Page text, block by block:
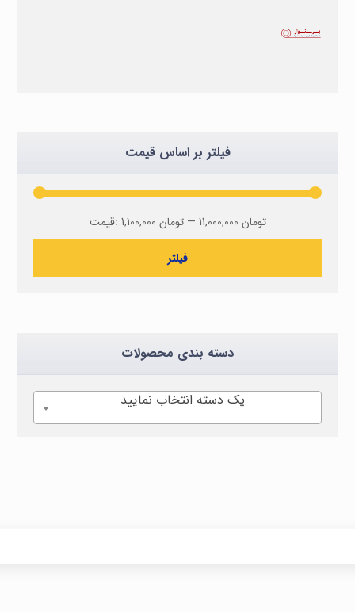
فیلتر بر اساس قیمت
فیلتر
قیمت: 1,100,000 تومان— 11,000,000 تومان
دسته بندی محصولات
یک دسته انتخاب نمایید